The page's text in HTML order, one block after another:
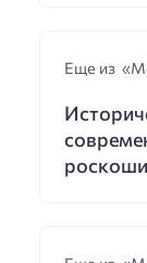
Еще из